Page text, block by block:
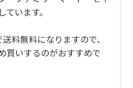
います。
料無料になりますので、
買いするのがおすすめで